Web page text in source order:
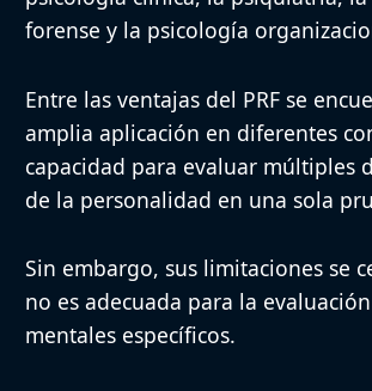
forense y la psicología
Entre las ventajas del PRF se
amplia aplicación en diferentes
capacidad para evaluar múltiples
de la personalidad en una sola
Sin embargo, sus limitaciones se
no es adecuada para la
mentales específicos.